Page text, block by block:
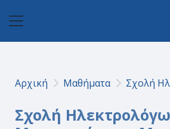
Αρχική Μαθήματα Σχολή
Σχολή